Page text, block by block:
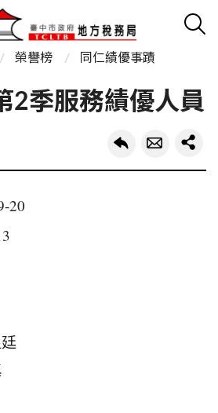
榮譽榜 同仁績優事蹟
2季服務績優人員
20